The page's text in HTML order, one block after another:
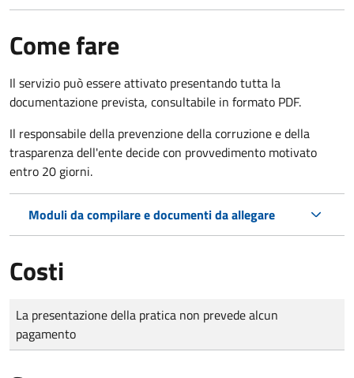
Come fare
Il servizio può essere attivato presentando tutta la
documentazione prevista, consultabile in formato PDF.
Il responsabile della prevenzione della corruzione e della
trasparenza dell'ente decide con provvedimento motivato
entro 20 giorni.
Moduli da compilare e documenti da allegare
Costi
Tipo di pagamento
Importo
La presentazione della pratica non prevede alcun
pagamento